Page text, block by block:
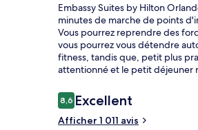
Embassy Suites by Hilton
minutes de marche de points
Vous pourrez reprendre des
vous pourrez vous détendre
fitness, tandis que, petit plus
attentionné et le petit déjeuner
Avis
voyageurs
8,68,6 sur 10
Excellent
Afficher 1 011 avis